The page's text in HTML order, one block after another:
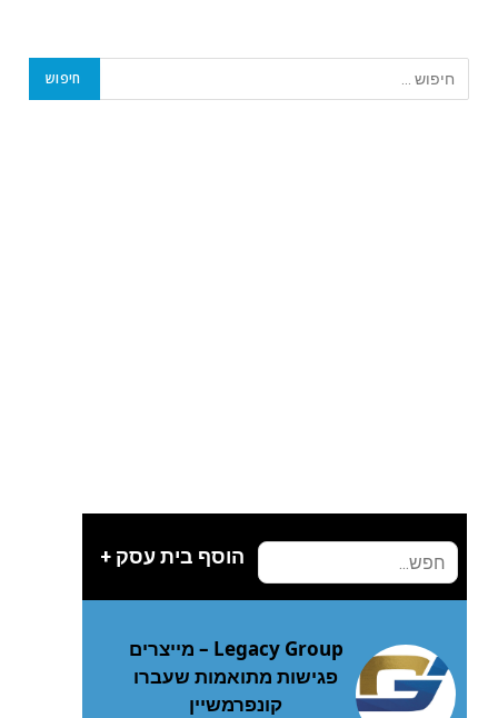
הוסף בית עסק +
Legacy Group – מייצרים
פגישות מתואמות שעברו
קונפרמשיין